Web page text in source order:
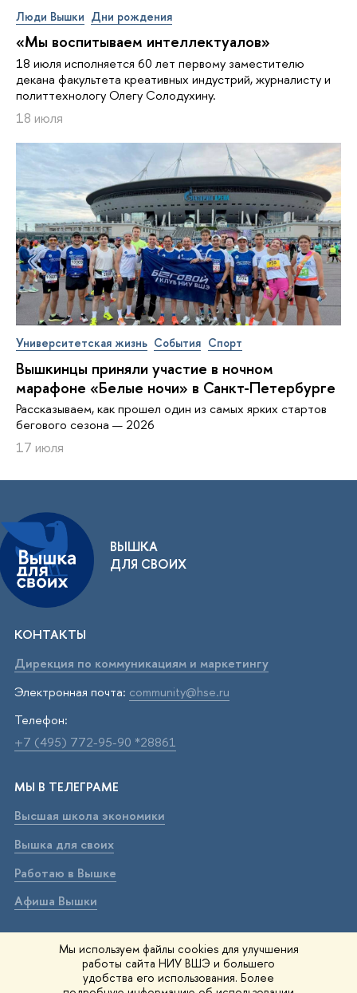
Мы используем файлы cookies для улучшения
работы сайта НИУ ВШЭ и большего
удобства его использования. Более
Люди Вышки Дни рождения
«Мы воспитываем интеллектуалов»
18 июля исполняется 60 лет первому заместителю
декана факультета креативных индустрий, журналисту и
политтехнологу Олегу Солодухину.
18 июля
Университетская жизнь События Спорт
Вышкинцы приняли участие в ночном
марафоне «Белые ночи» в Санкт-Петербурге
Рассказываем, как прошел один из самых ярких стартов
бегового сезона — 2026
17 июля
ВЫШКА
ДЛЯ СВОИХ
КОНТАКТЫ
Дирекция по коммуникациям и маркетингу
Электронная почта: community@hse.ru
Телефон:
+7 (495) 772-95-90 *28861
МЫ В ТЕЛЕГРАМЕ
Высшая школа экономики
Вышка для своих
Работаю в Вышке
Афиша Вышки
ВЫШКА В МАХ
Высшая школа экономики